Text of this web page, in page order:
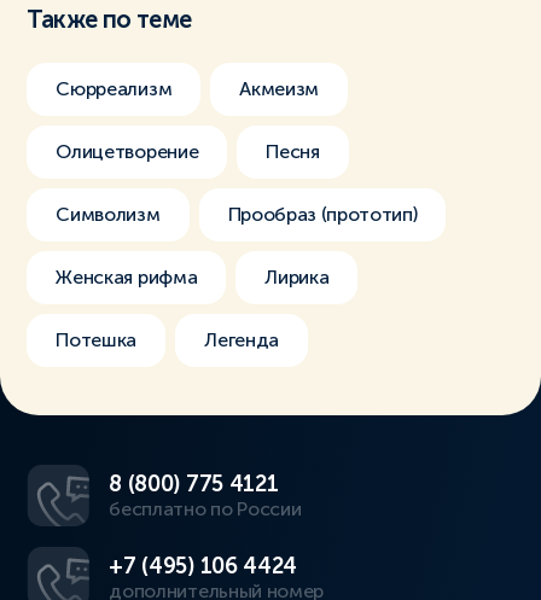
Также по теме
Сюрреализм Акмеизм
Олицетворение Песня
Символизм Прообраз (прототип)
Женская рифма Лирика
Потешка Легенда
8 (800) 775 4121
бесплатно по России
+7 (495) 106 4424
дополнительный номер